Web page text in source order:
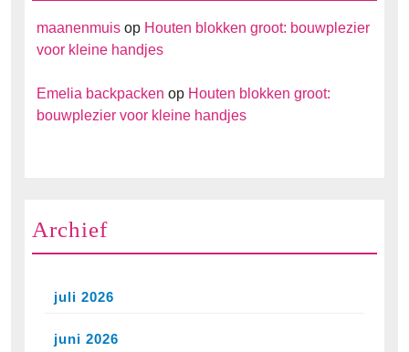
maanenmuis op Houten blokken groot: bouwplezier
voor kleine handjes
Emelia backpacken op Houten blokken groot:
bouwplezier voor kleine handjes
Archief
juli 2026
juni 2026